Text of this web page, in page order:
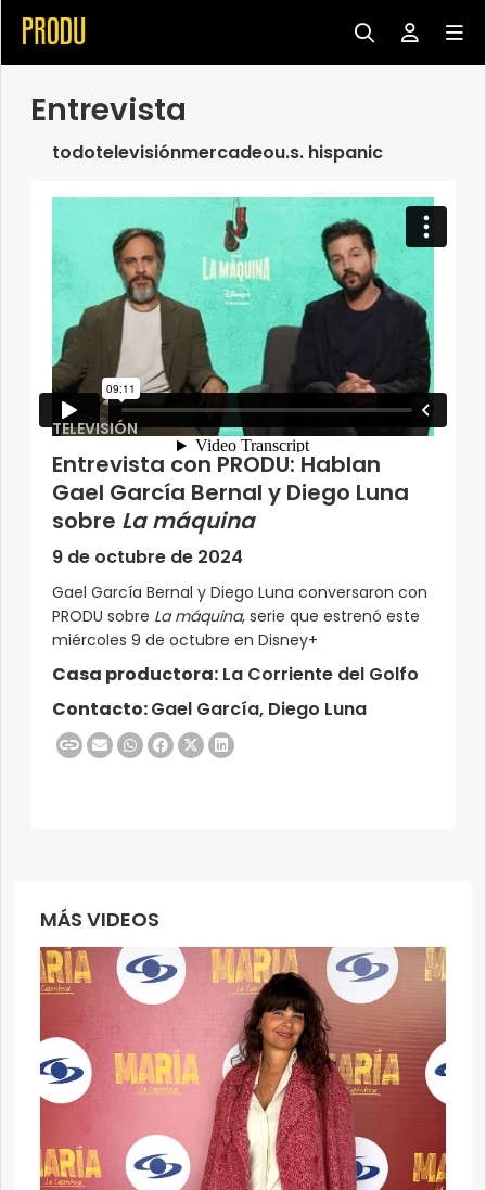
Entrevista
todotelevisiónmercadeou.s. hispanic
TELEVISIÓN
Entrevista con PRODU: Hablan
Gael García Bernal y Diego Luna
sobre La máquina
9 de octubre de 2024
Gael García Bernal y Diego Luna conversaron con
PRODU sobre La máquina, serie que estrenó este
miércoles 9 de octubre en Disney+
Casa productora: La Corriente del Golfo
Contacto:Gael García, Diego Luna
MÁS VIDEOS